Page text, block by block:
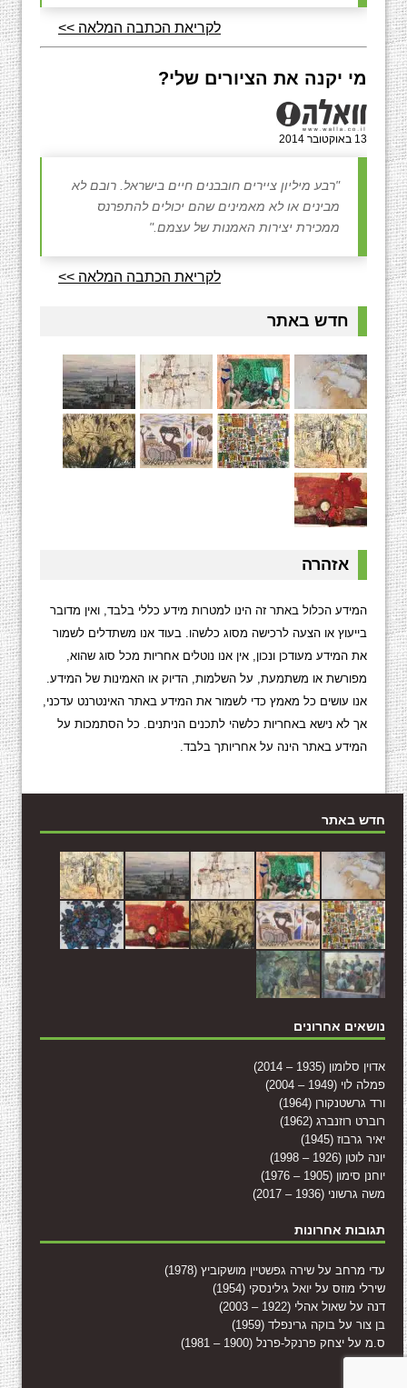
לקריאת הכתבה המלאה >>
מי יקנה את הציורים שלי?
13 באוקטובר 2014
"רבע מיליון ציירים חובבנים חיים בישראל. רובם לא
מבינים או לא מאמינים שהם יכולים להתפרנס
ממכירת יצירות האמנות של עצמם."
לקריאת הכתבה המלאה >>
חדש באתר
אזהרה
המידע הכלול באתר זה הינו למטרות מידע כללי בלבד, ואין מדובר
בייעוץ או הצעה לרכישה מסוג כלשהו. בעוד אנו משתדלים לשמור
את המידע מעודכן ונכון, אין אנו נוטלים אחריות מכל סוג שהוא,
מפורשת או משתמעת, על השלמות, הדיוק או האמינות של המידע.
אנו עושים כל מאמץ כדי לשמור את המידע באתר האינטרנט עדכני,
אך לא נישא באחריות כלשהי לתכנים הניתנים. כל הסתמכות על
המידע באתר הינה על אחריותך בלבד.
חדש באתר
נושאים אחרונים
אדוין סלומון (1935 – 2014)
פמלה לוי (1949 – 2004)
ורד גרשטנקורן (1964)
רוברט רוזנברג (1962)
יאיר גרבוז (1945)
יונה לוטן (1926 – 1998)
יוחנן סימון (1905 – 1976)
משה גרשוני (1936 – 2017)
תגובות אחרונות
עדי מרחב על שירה גפשטיין מושקוביץ (1978)
שירלי מוזס על יואל גילינסקי (1954)
דנה על שאול אהלי (1922 – 2003)
בן צור על בוקה גרינפלד (1959)
ס.מ על יצחק פרנקל-פרנל (1900 – 1981)